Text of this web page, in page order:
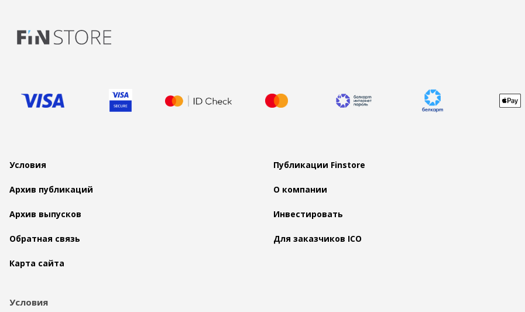
Условия Публикации Finstore
Архив публикаций О компании
Архив выпусков Инвестировать
Обратная связь Для заказчиков ICO
Карта сайта
Условия